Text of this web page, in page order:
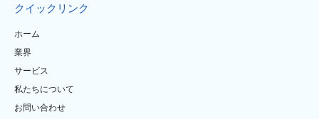
クイックリンク
ホーム
業界
サービス
私たちについて
お問い合わせ